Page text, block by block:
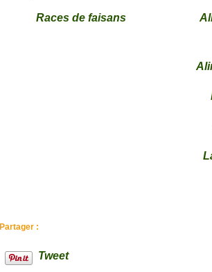
Races de faisans
Partager :
Tweet